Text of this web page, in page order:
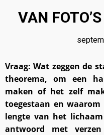
OKTOBER
VAN
Vraag: Wat zeggen de
theorema, om een
maken of het zelf
toegestaan en
lengte van het
antwoord met